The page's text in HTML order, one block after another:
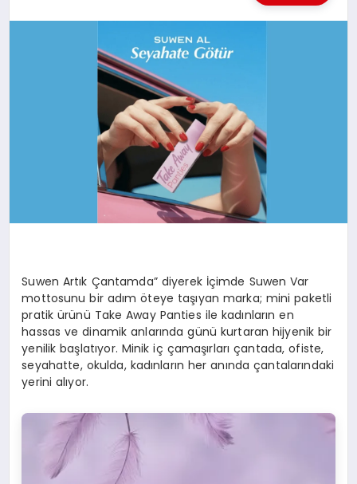
MAGAZIN
Suwen Artık Çantamda” diyerek İçimde Suwen Var
mottosunu bir adım öteye taşıyan marka; mini paketli
pratik ürünü Take Away Panties ile kadınların en
hassas ve dinamik anlarında günü kurtaran hijyenik bir
yenilik başlatıyor. Minik iç çamaşırları çantada, ofiste,
seyahatte, okulda, kadınların her anında çantalarındaki
yerini alıyor.